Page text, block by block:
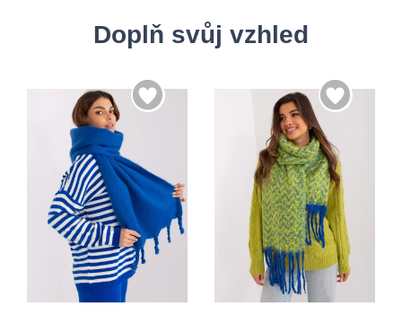
Doplň svůj vzhled
Univerzální
Univerzální